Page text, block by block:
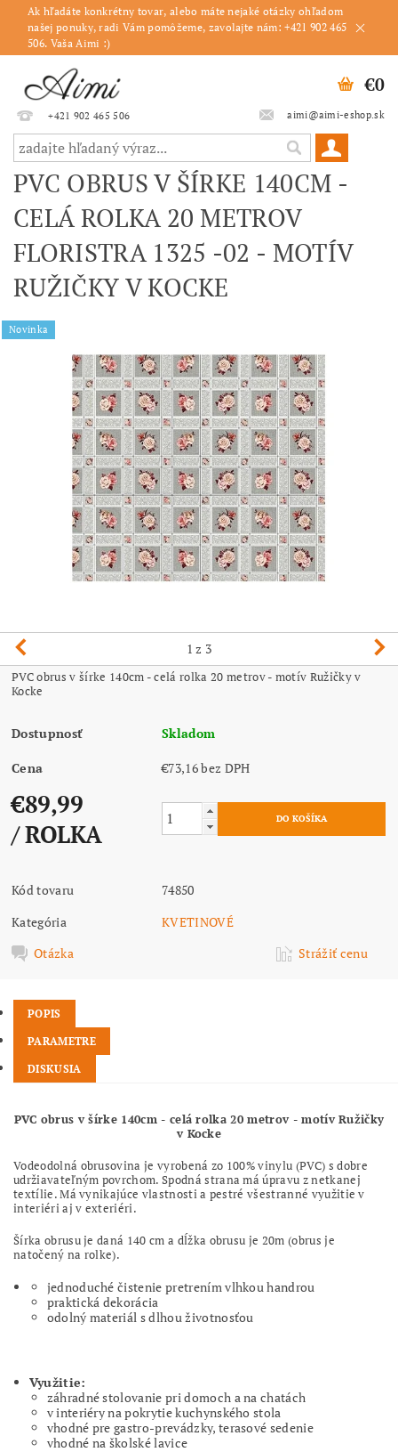
Ak hľadáte konkrétny tovar, alebo máte nejaké otázky ohľadom
našej ponuky, radi Vám pomôžeme, zavolajte nám: +421 902 465
506. Vaša Aimi :)
+421 902 465 506 aimi@aimi-eshop.sk
€0
PVC OBRUS V ŠÍRKE 140CM -
CELÁ ROLKA 20 METROV
FLORISTRA 1325 -02 - MOTÍV
RUŽIČKY V KOCKE
Novinka
1 z 3
PVC obrus v šírke 140cm - celá rolka 20 metrov - motív Ružičky v
Kocke
Dostupnosť Skladom
Cena €73,16 bez DPH
€89,99
/ ROLKA
Kód tovaru
74850
Kategória
KVETINOVÉ
Otázka
Strážiť cenu
POPIS
PARAMETRE
DISKUSIA
PVC obrus v šírke 140cm - celá rolka 20 metrov - motív Ružičky
v Kocke
Vodeodolná obrusovina je vyrobená zo 100% vinylu (PVC) s dobre
udržiavateľným povrchom. Spodná strana má úpravu z netkanej
textílie. Má vynikajúce vlastnosti a pestré všestranné využitie v
interiéri aj v exteriéri.
Šírka obrusu je daná 140 cm a dĺžka obrusu je 20m (obrus je
natočený na rolke).
jednoduché čistenie pretrením vlhkou handrou
praktická dekorácia
odolný materiál s dlhou životnosťou
Využitie:
záhradné stolovanie pri domoch a na chatách
v interiéry na pokrytie kuchynského stola
vhodné pre gastro-prevádzky, terasové sedenie
vhodné na školské lavice